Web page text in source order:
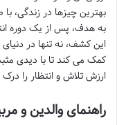
بهترین چیزها در
به هدف، پس از یک دوره
این کشف، نه تنها در دنیای
کمک می کند تا با دیدی
ارزش تلاش و انتظار را درک
راهنمای والدین و